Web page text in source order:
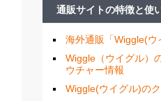
通販サイトの特徴と使
海外通販「Wiggle(ウ
Wiggle（ウイグル）
ウチャー情報
Wiggle(ウイグル)の